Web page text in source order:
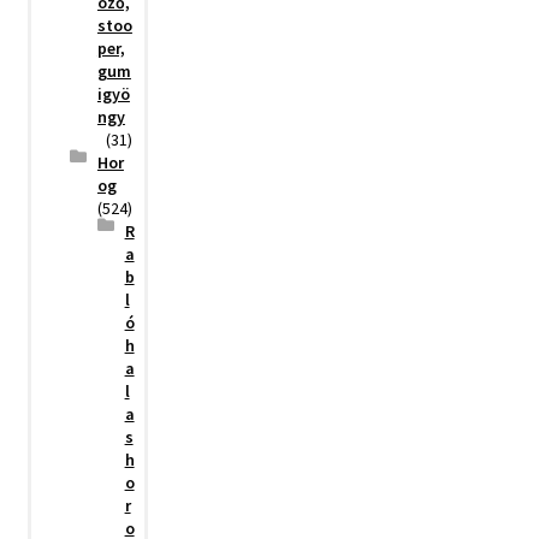
stoo
per,
gum
igyö
ngy
(31)
Hor
og
(524)
R
a
b
l
ó
h
a
l
a
s
h
o
r
o